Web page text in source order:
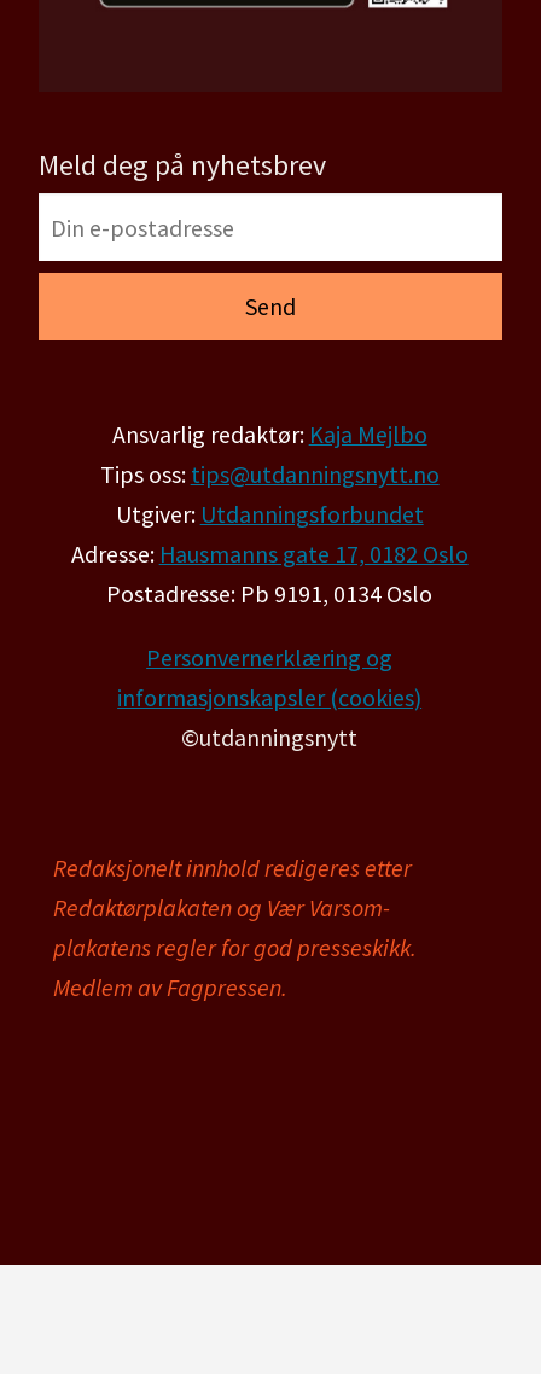
Meld deg på nyhetsbrev
Ansvarlig redaktør: Kaja Mejlbo
Tips oss: tips@utdanningsnytt.no
Utgiver: Utdanningsforbundet
Adresse: Hausmanns gate 17, 0182 Oslo
Postadresse: Pb 9191, 0134 Oslo
Personvernerklæring og
informasjonskapsler (cookies)
©utdanningsnytt
Redaksjonelt innhold redigeres etter
Redaktørplakaten og Vær Varsom-
plakatens regler for god presseskikk.
Medlem av Fagpressen.